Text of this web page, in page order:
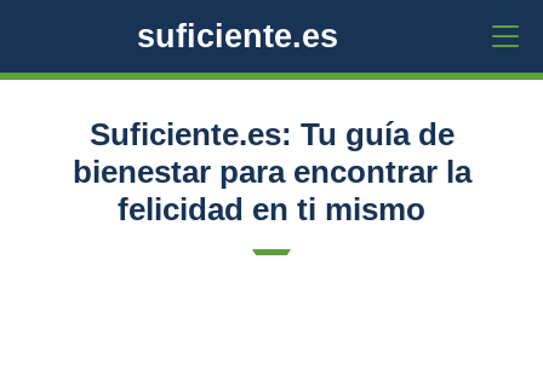
suficiente.es
Suficiente.es: Tu guía de
bienestar para encontrar la
felicidad en ti mismo